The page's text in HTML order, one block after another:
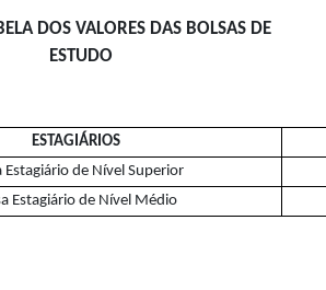
DOS VALORES DAS BOLSAS DE
ESTUDO
ESTAGIÁRIOS
Estagiário de Nível Superior
Estagiário de Nível Médio